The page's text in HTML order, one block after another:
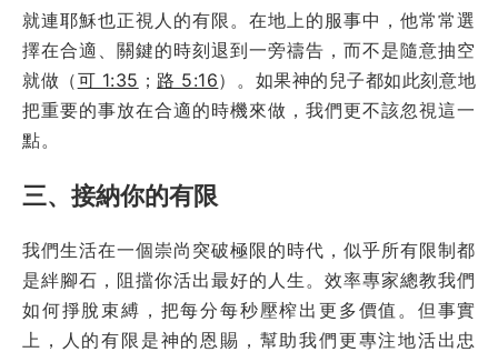
就連耶穌也正視人的有限。在地上的服事中，他常常選
擇在合適、關鍵的時刻退到一旁禱告，而不是隨意抽空
就做（可 1:35 ； 路 5:16）。如果神的兒子都如此刻意地
把重要的事放在合適的時機來做，我們更不該忽視這一
點。
三、接納你的有限
我們生活在一個崇尚突破極限的時代，似乎所有限制都
是絆腳石，阻擋你活出最好的人生。效率專家總教我們
如何掙脫束縛，把每分每秒壓榨出更多價值。但事實
上，人的有限是神的恩賜，幫助我們更專注地活出忠